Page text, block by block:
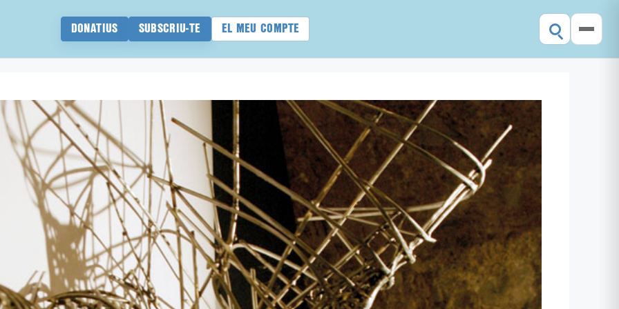
DONATIUS SUBSCRIU-TE EL MEU COMPTE